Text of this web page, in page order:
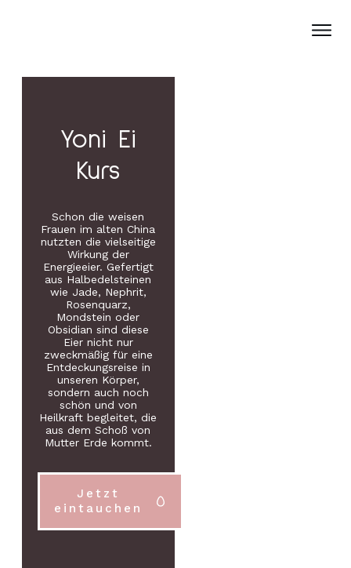
Yoni Ei
Kurs
Schon die weisen
Frauen im alten China
nutzten die vielseitige
Wirkung der
Energieeier. Gefertigt
aus Halbedelsteinen
wie Jade, Nephrit,
Rosenquarz,
Mondstein oder
Obsidian sind diese
Eier nicht nur
zweckmäßig für eine
Entdeckungsreise in
unseren Körper,
sondern auch noch
schön und von
Heilkraft begleitet, die
aus dem Schoß von
Mutter Erde kommt.
Jetzt
eintauchen